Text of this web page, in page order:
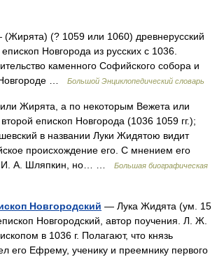
(? 1059 или 1060) древнерусский
Новгорода из русских с 1036.
каменного Софийского собора и
Новгороде …
Большой Энциклопедический словарь
Жирята, а по некоторым Вежета или
епископ Новгорода (1036 1059 гг.);
в названии Луки Жидятою видит
происхождение его. С мнением его
И. А. Шляпкин, но… …
Большая биографическая
Новгородский — Лука Жидята (ум. 15
Новгородский, автор поучения. Л. Ж.
в 1036 г. Полагают, что князь
его Ефрему, ученику и преемнику первого